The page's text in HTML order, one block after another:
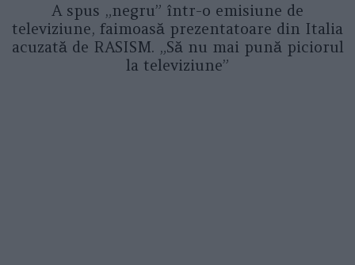
A spus „negru” într-o emisiune de
televiziune, faimoasă prezentatoare din Italia
acuzată de RASISM. „Să nu mai pună piciorul
la televiziune”